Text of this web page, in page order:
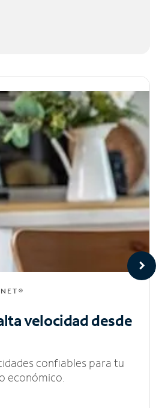
velocidaddesde
confiables para tu
económico.